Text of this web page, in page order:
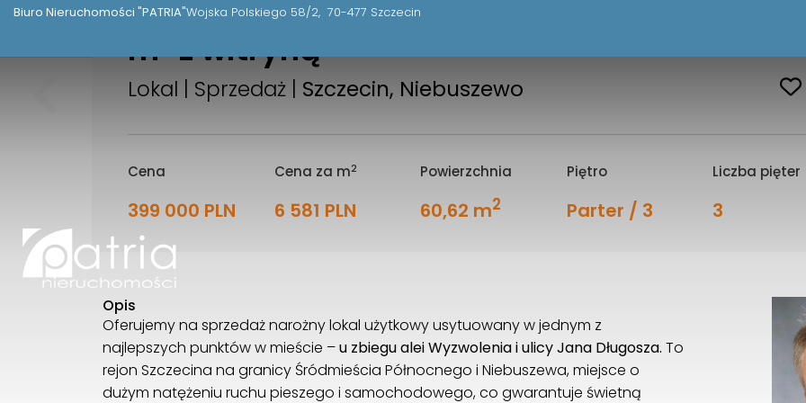
Biuro Nieruchomości "PATRIA"Wojska Polskiego 58/2 70-477 Szczecin
Nowa cena -lokal narożny o pow. 60,62
m z witryną
Lokal | Sprzedaż | Szczecin, Niebuszewo
Cena
399 000 PLN
Cena za m2
6 581 PLN
Powierzchnia
60,62 m2
Piętro
Parter / 3
Liczba pięter
3
Opis
Oferujemy na sprzedaż narożny lokal użytkowy usytuowany w jednym z
najlepszych punktów w mieście –u zbiegu alei Wyzwolenia i ulicy Jana Długosza. To
rejon Szczecina na granicy Śródmieścia Północnego i Niebuszewa, miejsce o
dużym natężeniu ruchu pieszego i samochodowego, co gwarantuje świetną